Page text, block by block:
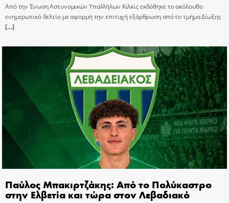
Από την Ένωση Αστυνομικών Υπαλλήλων Κιλκίς εκδόθηκε το ακόλουθο
ενημερωτικό δελτίο με αφορμή την επιτυχή εξάρθρωση από το τμήμα Δίωξης
[…]
Παύλος Μπακιρτζάκης: Από το Πολύκαστρο
στην Ελβετία και τώρα στον Λεβαδιακό